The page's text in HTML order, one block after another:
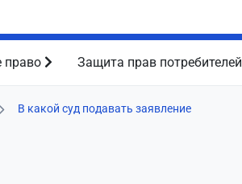
Защита прав потребителей
В какой суд подавать заявление